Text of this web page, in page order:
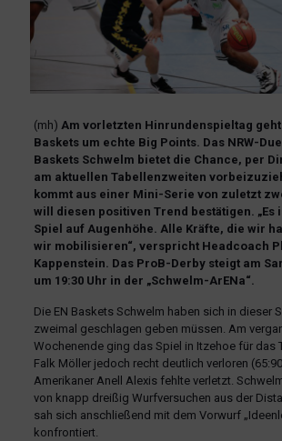
(mh) Am vorletzten Hinrundenspieltag geht
Baskets um echte Big Points. Das NRW-
Baskets Schwelm bietet die Chance, per
am aktuellen Tabellenzweiten
kommt aus einer Mini-Serie von zuletzt
will diesen positiven Trend bestätigen. „Es
Spiel auf Augenhöhe. Alle Kräfte, die wir
wir mobilisieren“, verspricht Headcoach
Kappenstein. Das ProB-Derby steigt am
um 19:30 Uhr in der „Schwelm-ArENa“.
Die EN Baskets Schwelm haben sich in dieser
zweimal geschlagen geben müssen. Am
Wochenende ging das Spiel in Itzehoe für das
Falk Möller jedoch recht deutlich verloren
Amerikaner Anell Alexis fehlte verletzt.
von knapp dreißig Wurfversuchen aus der
sah sich anschließend mit dem Vorwurf
konfrontiert.